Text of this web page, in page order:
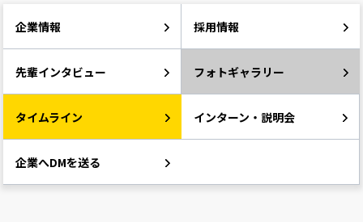
企業情報 採用情報
先輩インタビュー フォトギャラリー
タイムライン インターン・説明会
企業へDMを送る